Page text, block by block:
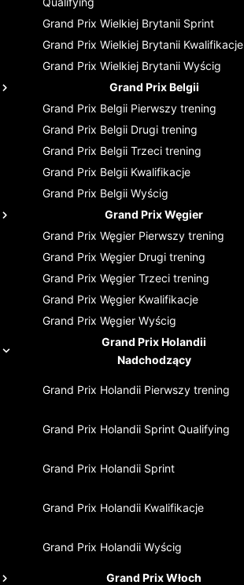
Grand Prix Wielkiej Brytanii Sprint
Grand Prix Wielkiej Brytanii Kwalifikacje
Grand Prix Wielkiej Brytanii Wyścig
Grand Prix Belgii
Grand Prix Belgii Pierwszy trening
Grand Prix Belgii Drugi trening
Grand Prix Belgii Trzeci trening
Grand Prix Belgii Kwalifikacje
Grand Prix Belgii Wyścig
Grand Prix Węgier
Grand Prix Węgier Pierwszy trening
Grand Prix Węgier Drugi trening
Grand Prix Węgier Trzeci trening
Grand Prix Węgier Kwalifikacje
Grand Prix Węgier Wyścig
Grand Prix Holandii
Nadchodzący
Grand Prix Holandii Pierwszy trening
Grand Prix Holandii Sprint Qualifying
Grand Prix Holandii Sprint
Grand Prix Holandii Kwalifikacje
Grand Prix Holandii Wyścig
Grand Prix Włoch